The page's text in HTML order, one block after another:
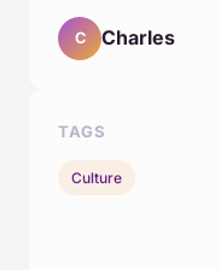
C Charles
TAGS
Culture